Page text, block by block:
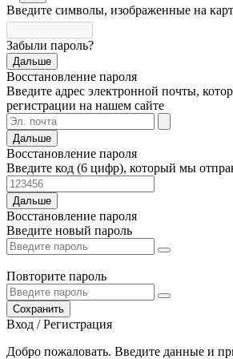
Введите символы, изображенные на
Забыли пароль?
Дальше
Восстановление пароля
Введите адрес электронной почты,
регистрации на нашем сайте
Дальше
Восстановление пароля
Введите код (6 цифр), который мы
Дальше
Восстановление пароля
Введите новый пароль
Повторите пароль
Сохранить
Вход / Регистрация
Добро пожаловать. Введите данные и